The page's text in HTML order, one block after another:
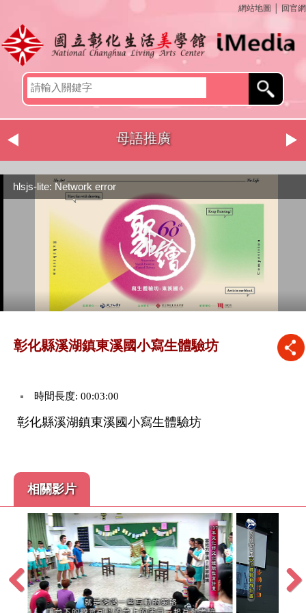
網站地圖 回官網
母語推廣
hlsjs-lite: Network error
彰化縣溪湖鎮東溪國小寫生體驗坊
時間長度: 00:03:00
彰化縣溪湖鎮東溪國小寫生體驗坊
相關影片
Previous